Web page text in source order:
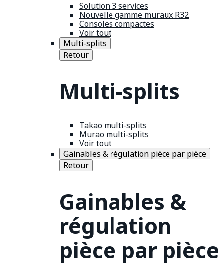
Solution 3 services
Nouvelle gamme muraux R32
Consoles compactes
Voir tout
Multi-splits
Retour
Multi-splits
Takao multi-splits
Murao multi-splits
Voir tout
Gainables & régulation pièce par pièce
Retour
Gainables &
régulation
pièce par pièce